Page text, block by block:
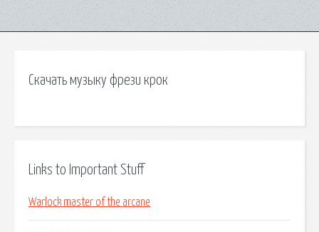
Скачать музыку фрези крок
Links to Important Stuff
Warlock master of the arcane